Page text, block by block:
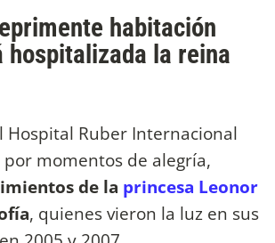
habitación
hospitalizada la reina
Hospital Ruber Internacional
momentos de alegría,
de la princesa Leonor
, quienes vieron la luz en sus